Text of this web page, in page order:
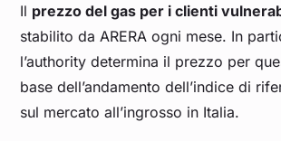
Il prezzo del gas per i clienti
stabilito da ARERA ogni mese. In
l’authority determina il prezzo per
base dell’andamento dell’indice di
sul mercato all’ingrosso in Italia.